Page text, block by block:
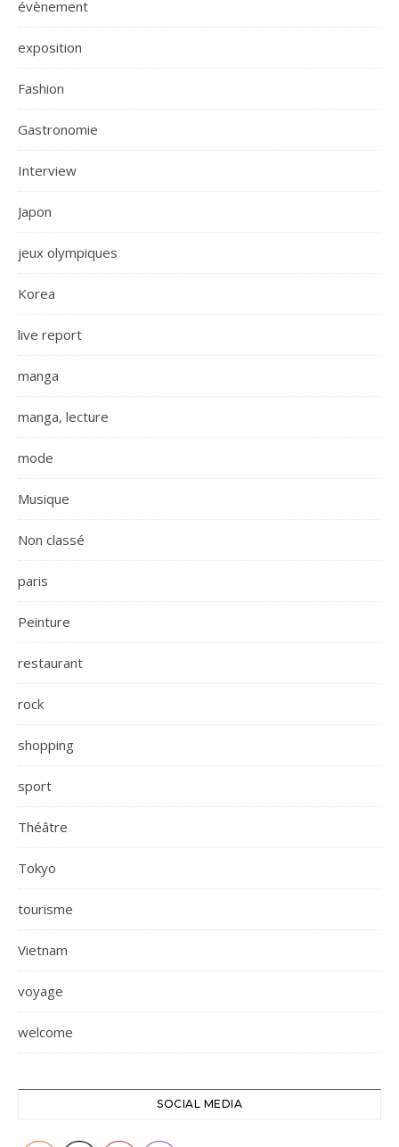
évènement
exposition
Fashion
Gastronomie
Interview
Japon
jeux olympiques
Korea
live report
manga
manga, lecture
mode
Musique
Non classé
paris
Peinture
restaurant
rock
shopping
sport
Théâtre
Tokyo
tourisme
Vietnam
voyage
welcome
SOCIAL MEDIA